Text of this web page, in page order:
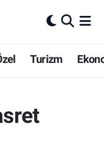
Turizm